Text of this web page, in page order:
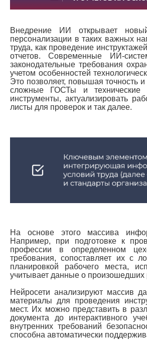
Внедрение ИИ открывает
персонализации в таких важных
труда, как проведение
отчетов. Современные ИИ-
законодательные требования
учетом особенностей
Это позволяет, повышая точность
сложные ГОСТы и технические
инструменты, актуализировать
листы для проверок и так далее.
На основе этого массива
Например, при подготовке к
профессии в определенном
требования, сопоставляет их с
планировкой рабочего места,
учитывает данные о произошедших
Нейросети анализируют массив
материалы для проведения
мест. Их можно представить в
документа до интерактивного
внутренних требований
способна автоматически